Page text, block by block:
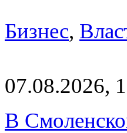
Бизнес,
07.08.2026,
В